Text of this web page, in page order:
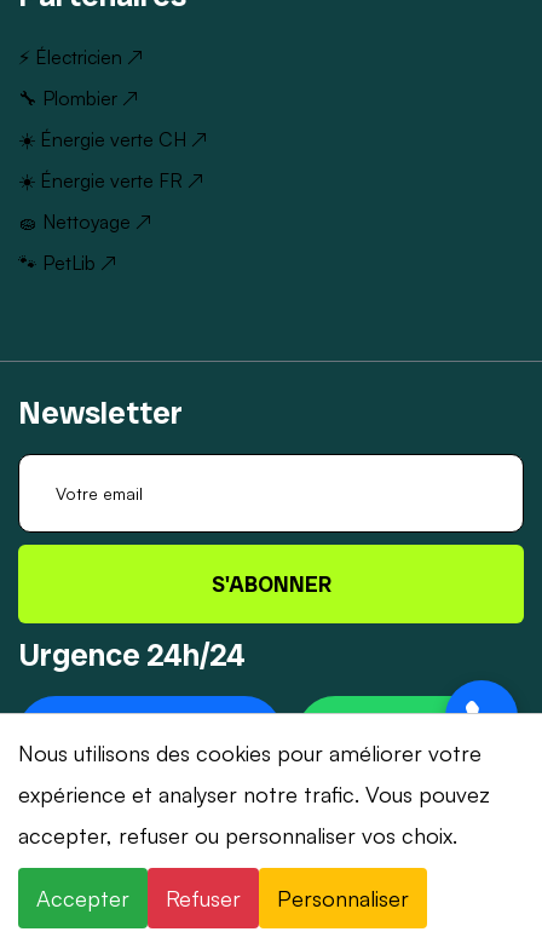
⚡ Électricien ↗
🔧 Plombier ↗
☀️ Énergie verte CH ↗
☀️ Énergie verte FR ↗
🧽 Nettoyage ↗
🐾 PetLib ↗
Newsletter
S'ABONNER
Urgence 24h/24
© 2026 Dépannage-Serrurier.ch - Tous droits
réservés | Suisse romande
Nous utilisons des cookies pour améliorer votre
expérience et analyser notre trafic. Vous pouvez
accepter, refuser ou personnaliser vos choix.
Accepter Refuser Personnaliser